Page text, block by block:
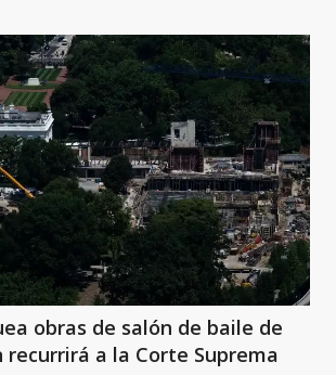
obras de salón de baile de
recurrirá a la Corte Suprema